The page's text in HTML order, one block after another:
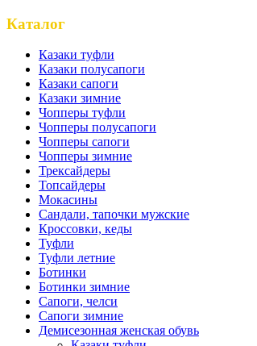
Каталог
Казаки туфли
Казаки полусапоги
Казаки сапоги
Казаки зимние
Чопперы туфли
Чопперы полусапоги
Чопперы сапоги
Чопперы зимние
Трексайдеры
Топсайдеры
Мокасины
Сандали, тапочки мужские
Кроссовки, кеды
Туфли
Туфли летние
Ботинки
Ботинки зимние
Сапоги, челси
Сапоги зимние
Демисезонная женская обувь